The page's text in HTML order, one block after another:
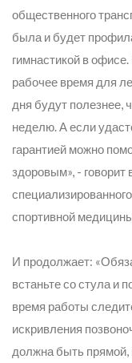
общественного
была и будет
гимнастикой в
рабочее время для
дня будут полезнее,
неделю. А если
гарантией можно
здоровым», - говорит
спортивной
И продолжает:
встаньте со стула и
время работы
искривления
должна быть